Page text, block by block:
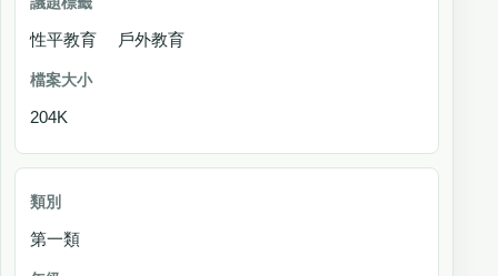
性平教育 戶外教育
204K
第一類